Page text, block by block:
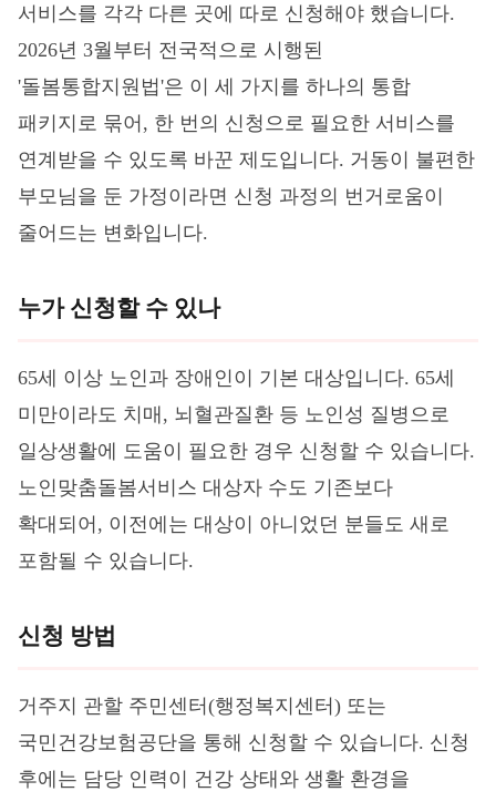
서비스를 각각 다른 곳에 따로 신청해야 했습니다.
2026년 3월부터 전국적으로 시행된
'돌봄통합지원법'은 이 세 가지를 하나의 통합
패키지로 묶어, 한 번의 신청으로 필요한 서비스를
연계받을 수 있도록 바꾼 제도입니다. 거동이 불편한
부모님을 둔 가정이라면 신청 과정의 번거로움이
줄어드는 변화입니다.
누가 신청할 수 있나
65세 이상 노인과 장애인이 기본 대상입니다. 65세
미만이라도 치매, 뇌혈관질환 등 노인성 질병으로
일상생활에 도움이 필요한 경우 신청할 수 있습니다.
노인맞춤돌봄서비스 대상자 수도 기존보다
확대되어, 이전에는 대상이 아니었던 분들도 새로
포함될 수 있습니다.
신청 방법
거주지 관할 주민센터(행정복지센터) 또는
국민건강보험공단을 통해 신청할 수 있습니다. 신청
후에는 담당 인력이 건강 상태와 생활 환경을